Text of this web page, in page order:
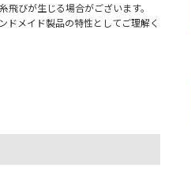
びが生じる場合がございます。
ドメイド製品の特性としてご理解く